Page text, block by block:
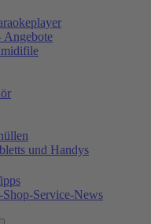
Angebote
und Handys
Service-News